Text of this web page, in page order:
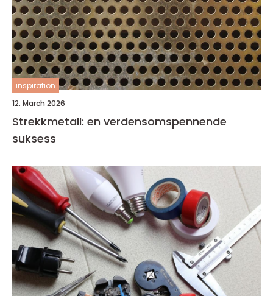
inspiration
12. March 2026
Strekkmetall: en verdensomspennende
suksess